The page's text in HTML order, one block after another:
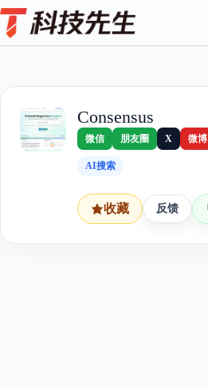
Skip
to
content
Consensus
微信 朋友圈 X 微博
AI搜索
收藏 反馈